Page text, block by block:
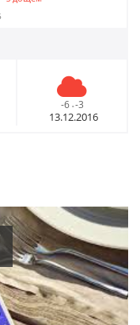
-6 - -3
13.12.2016